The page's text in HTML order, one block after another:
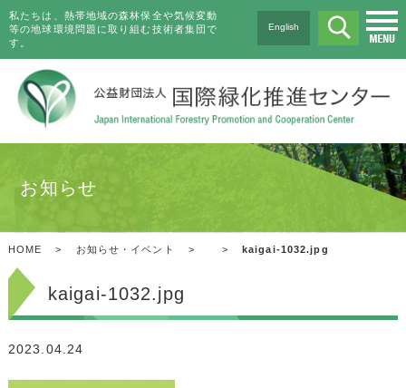
私たちは、熱帯地域の森林保全や気候変動
等の地球環境問題に取り組む技術者集団で
す。
English
お知らせ
HOME > お知らせ・イベント > > kaigai-1032.jpg
kaigai-1032.jpg
2023.04.24